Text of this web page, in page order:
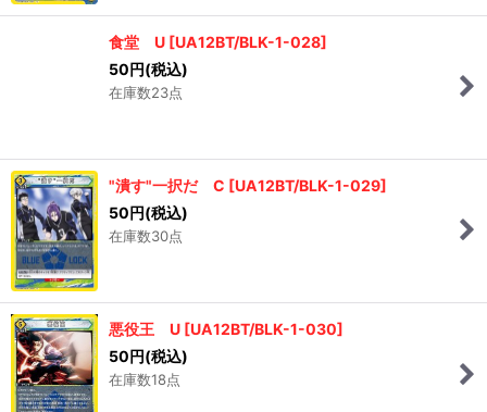
食堂 U [UA12BT/BLK-1-028]
50円(税込)
在庫数23点
"潰す"一択だ C [UA12BT/BLK-1-029]
50円(税込)
在庫数30点
悪役王 U [UA12BT/BLK-1-030]
50 円(税込)
在庫数18点